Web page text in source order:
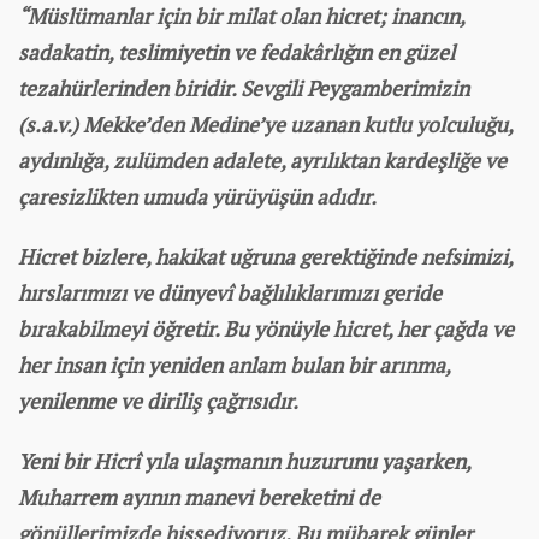
“Müslümanlar için bir milat olan hicret; inancın,
sadakatin, teslimiyetin ve fedakârlığın en güzel
tezahürlerinden biridir. Sevgili Peygamberimizin
(s.a.v.) Mekke’den Medine’ye uzanan kutlu yolculuğu,
aydınlığa, zulümden adalete, ayrılıktan kardeşliğe ve
çaresizlikten umuda yürüyüşün adıdır.
Hicret bizlere, hakikat uğruna gerektiğinde nefsimizi,
hırslarımızı ve dünyevî bağlılıklarımızı geride
bırakabilmeyi öğretir. Bu yönüyle hicret, her çağda ve
her insan için yeniden anlam bulan bir arınma,
yenilenme ve diriliş çağrısıdır.
Yeni bir Hicrî yıla ulaşmanın huzurunu yaşarken,
Muharrem ayının manevi bereketini de
gönüllerimizde hissediyoruz. Bu mübarek günler